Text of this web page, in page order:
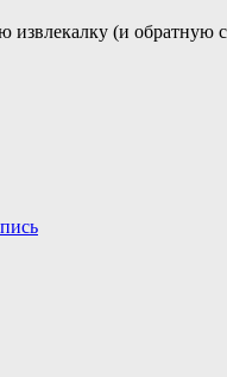
извлекалку (и